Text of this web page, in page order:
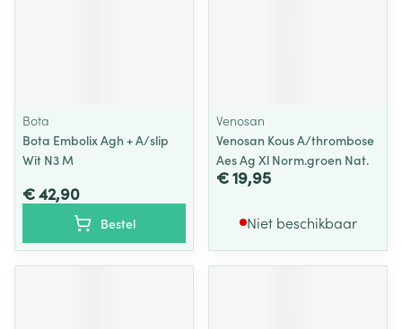
Bota
Bota Embolix Agh + A/slip
Wit N3 M
€ 42,90
Bestel
Venosan
Venosan Kous A/thrombose
Aes Ag Xl Norm.groen Nat.
€ 19,95
Niet beschikbaar